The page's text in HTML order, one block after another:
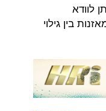
לוודא
בין גילוי